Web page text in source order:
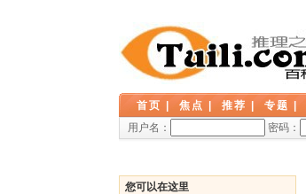
首页 焦点 推荐 专题
用户名：
密码：
您可以在这里